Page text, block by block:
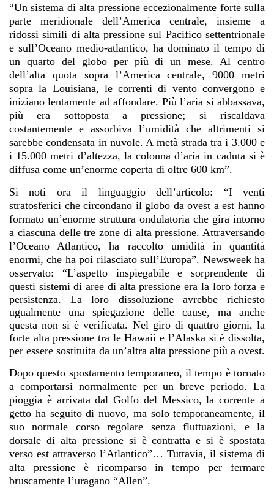
“Un sistema di alta pressione eccezionalmente forte sulla
parte meridionale dell’America centrale, insieme a
ridossi simili di alta pressione sul Pacifico settentrionale
e sull’Oceano medio-atlantico, ha dominato il tempo di
un quarto del globo per più di un mese. Al centro
dell’alta quota sopra l’America centrale, 9000 metri
sopra la Louisiana, le correnti di vento convergono e
iniziano lentamente ad affondare. Più l’aria si abbassava,
più era sottoposta a pressione; si riscaldava
costantemente e assorbiva l’umidità che altrimenti si
sarebbe condensata in nuvole. A metà strada tra i 3.000 e
i 15.000 metri d’altezza, la colonna d’aria in caduta si è
diffusa come un’enorme coperta di oltre 600 km”.
Si noti ora il linguaggio dell’articolo: “I venti
stratosferici che circondano il globo da ovest a est hanno
formato un’enorme struttura ondulatoria che gira intorno
a ciascuna delle tre zone di alta pressione. Attraversando
l’Oceano Atlantico, ha raccolto umidità in quantità
enormi, che ha poi rilasciato sull’Europa”. Newsweek ha
osservato: “L’aspetto inspiegabile e sorprendente di
questi sistemi di aree di alta pressione era la loro forza e
persistenza. La loro dissoluzione avrebbe richiesto
ugualmente una spiegazione delle cause, ma anche
questa non si è verificata. Nel giro di quattro giorni, la
forte alta pressione tra le Hawaii e l’Alaska si è dissolta,
per essere sostituita da un’altra alta pressione più a ovest.
Dopo questo spostamento temporaneo, il tempo è tornato
a comportarsi normalmente per un breve periodo. La
pioggia è arrivata dal Golfo del Messico, la corrente a
getto ha seguito di nuovo, ma solo temporaneamente, il
suo normale corso regolare senza fluttuazioni, e la
dorsale di alta pressione si è contratta e si è spostata
verso est attraverso l’Atlantico”… Tuttavia, il sistema di
alta pressione è ricomparso in tempo per fermare
bruscamente l’uragano “Allen”.